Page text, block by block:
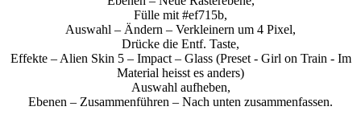
Fülle mit #ef715b,
Auswahl – Ändern – Verkleinern um 4 Pixel,
Drücke die Entf. Taste,
Effekte – Alien Skin 5 – Impact – Glass (Preset - Girl on Train - Im
Material heisst es anders)
Auswahl aufheben,
Ebenen – Zusammenführen – Nach unten zusammenfassen.